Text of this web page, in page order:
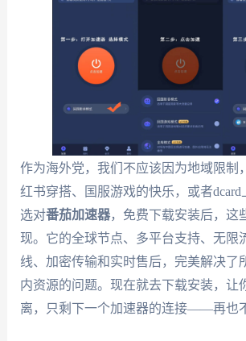
作为海外党，我们不应该因为地域限制
红书穿搭、国服游戏的快乐，或者dcard
选对番茄加速器，免费下载安装后，这
现。它的全球节点、多平台支持、无限
线、加密传输和实时售后，完美解决了
内资源的问题。现在就去下载安装，让
离，只剩下一个加速器的连接——再也